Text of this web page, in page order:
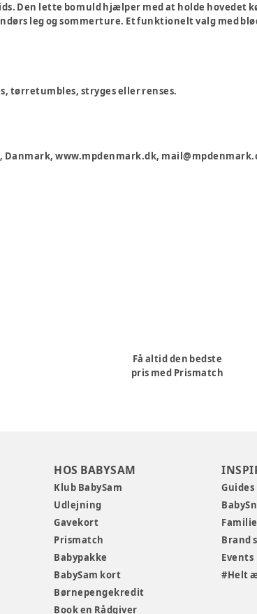
Den lette bomuld hjælper med at holde hovedet
leg og sommerture. Et funktionelt valg med
tørretumbles, stryges eller renses.
Danmark, www.mpdenmark.dk,
Få altid den bedste
pris med Prismatch
HOS BABYSAM
Klub BabySam
Udlejning
Gavekort
Prismatch
Babypakke
BabySam kort
Børnepengekredit
Book en Rådgiver
Guides
Brand
Events
#Helt